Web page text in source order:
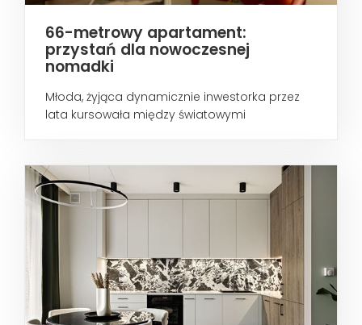
66-metrowy apartament:
przystań dla nowoczesnej
nomadki
Młoda, żyjąca dynamicznie inwestorka przez
lata kursowała między światowymi